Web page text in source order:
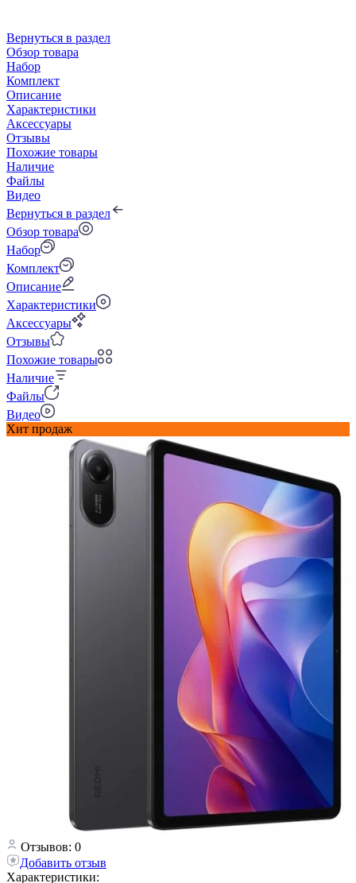
Вернуться в раздел
Обзор товара
Набор
Комплект
Описание
Характеристики
Аксессуары
Отзывы
Похожие товары
Наличие
Файлы
Видео
Вернуться в раздел
Обзор товара
Набор
Комплект
Описание
Характеристики
Аксессуары
Отзывы
Похожие товары
Наличие
Файлы
Видео
Хит продаж
Отзывов: 0
Добавить отзыв
Характеристики: